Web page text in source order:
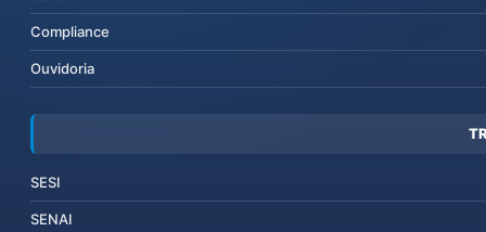
Compliance
Ouvidoria
SESI
SENAI